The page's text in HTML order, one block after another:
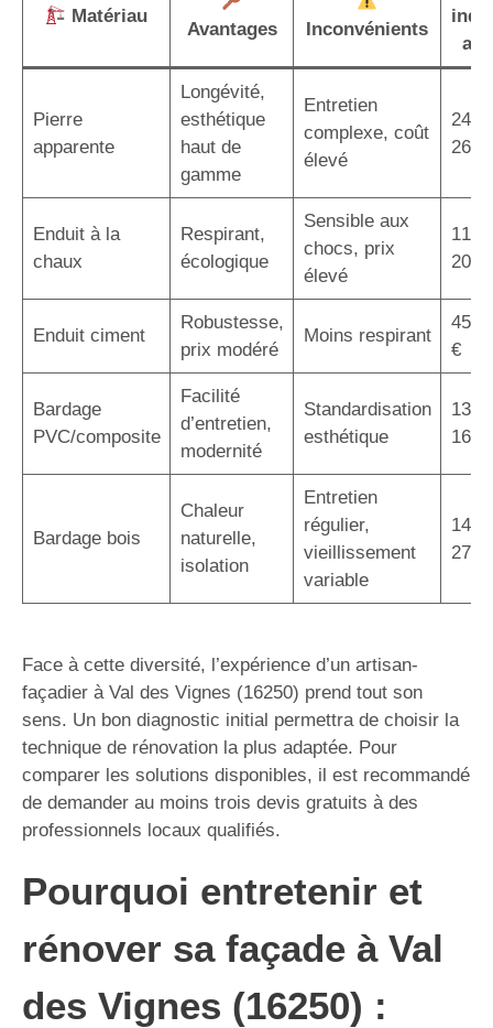
Matériau
Avantages Inconvénients
au
Pierre
apparente
Longévité,
esthétique
haut de
gamme
Entretien
complexe, coût
élevé
240
260
Enduit à la
chaux
Respirant,
écologique
Sensible aux
chocs, prix
élevé
110
200
Enduit ciment
Robustesse,
prix modéré
Moins respirant
45 –
€
Bardage
PVC/composite
Facilité
d’entretien,
modernité
Standardisation
esthétique
130
160
Bardage bois
Chaleur
naturelle,
isolation
Entretien
régulier,
vieillissement
variable
140
270
Face à cette diversité, l’expérience d’un artisan-
façadier à Val des Vignes (16250) prend tout son
sens. Un bon diagnostic initial permettra de choisir la
technique de rénovation la plus adaptée. Pour
comparer les solutions disponibles, il est recommandé
de demander au moins trois devis gratuits à des
professionnels locaux qualifiés.
Pourquoi entretenir et
rénover sa façade à Val
des Vignes (16250) :